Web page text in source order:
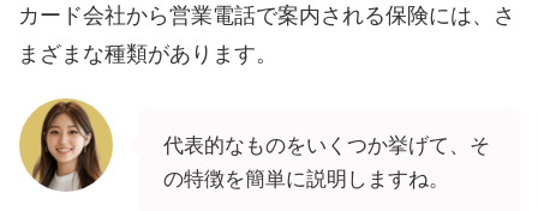
カード会社から営業電話で案内される保険には、さ
まざまな種類があります。
代表的なものをいくつか挙げて、そ
の特徴を簡単に説明しますね。